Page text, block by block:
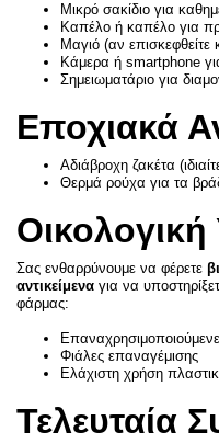
Μικρό σακίδιο για
Καπέλο ή καπέλο για
Μαγιό (αν επισκεφθείτε
Κάμερα ή smartphone
Σημειωματάριο για
Εποχιακά
Αδιάβροχη ζακέτα
Θερμά ρούχα για τα
Σας ενθαρρύνουμε να φέρετε
αντικείμενα για να
φάρμας:
Φιάλες επαναγέμισης
Ελάχιστη χρήση
Τελευταία